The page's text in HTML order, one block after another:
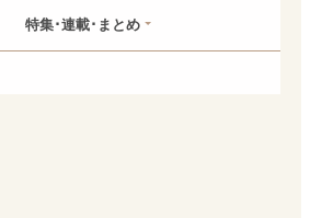
特集･連載･まとめ